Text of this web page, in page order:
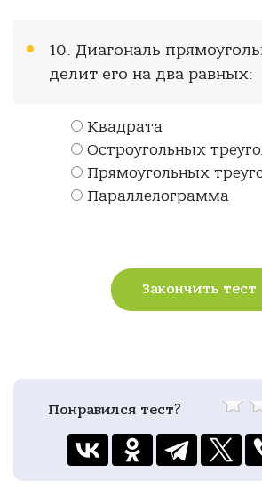
10. Диагональ
делит его на два равных:
Квадрата
Остроугольных
Прямоугольных
Параллелограмма
Закончить тест
Понравился тест?